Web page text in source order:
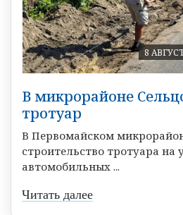
8
В микрорайоне
тротуар
В Первомайском
строительство тротуара на
автомобильных ...
Читать далее